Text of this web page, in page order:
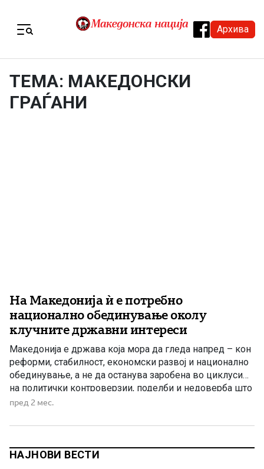
Архива
ТЕМА: МАКЕДОНСКИ
ГРАЃАНИ
На Македонија ѝ е потребно
национално обединување околу
клучните државни интереси
Македонија е држава која мора да гледа напред – кон
реформи, стабилност, економски развој и национално
обединување, а не да останува заробена во циклуси
на политички контроверзии, поделби и недоверба што
со години ја оптоваруваат јавната сцена. Во јавноста
поранешни високи функционери на СДС, нивните
пред 2 мес.
НАЈНОВИ ВЕСТИ